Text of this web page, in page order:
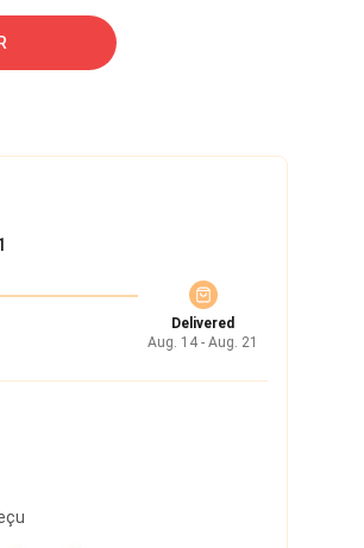
Delivered
Aug. 14 - Aug. 21